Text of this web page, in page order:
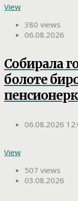
View
380 views
06.08.2026
Собирала
болоте
06.08.2026
View
507 views
03.08.2026